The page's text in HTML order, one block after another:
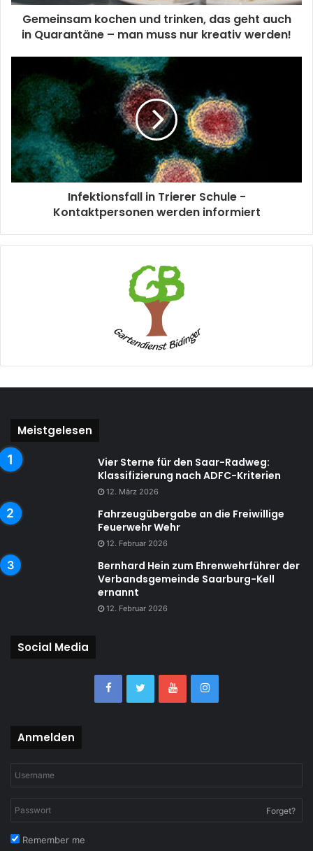
Gemeinsam kochen und trinken, das geht auch
in Quarantäne – man muss nur kreativ werden!
Infektionsfall in Trierer Schule -
Kontaktpersonen werden informiert
Meistgelesen
Vier Sterne für den Saar-Radweg:
Klassifizierung nach ADFC-Kriterien
12. März 2026
Fahrzeugübergabe an die Freiwillige
Feuerwehr Wehr
12. Februar 2026
Bernhard Hein zum Ehrenwehrführer der
Verbandsgemeinde Saarburg-Kell
ernannt
12. Februar 2026
Social Media
Anmelden
Forget?
Remember me